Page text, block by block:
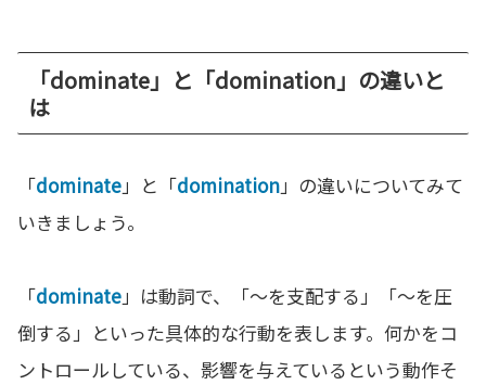
「dominate」と「domination」の違いと
は
「dominate」と「domination」の違いについてみて
いきましょう。
「dominate」は動詞で、「〜を支配する」「〜を圧
倒する」といった具体的な行動を表します。何かをコ
ントロールしている、影響を与えているという動作そ